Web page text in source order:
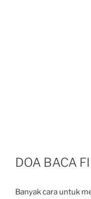
DOA BACA
Banyak cara untuk